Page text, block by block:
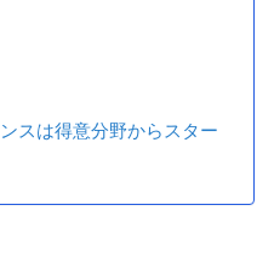
スは得意分野からスター